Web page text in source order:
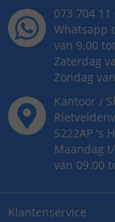
Klantenservice
073 704 11
Whatsapp
van 9.00
Zaterdag
Zondag
Kantoor /
5222AP 's
Maandag
van 09.00